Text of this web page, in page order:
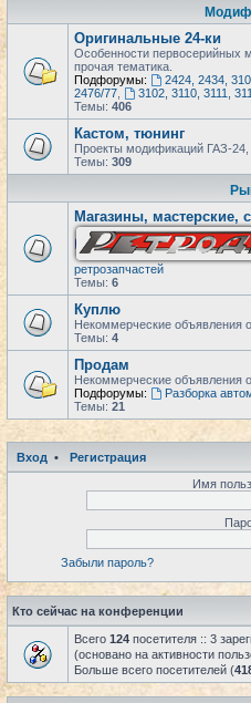
Оригинальные 24-ки
Особенности первосерийных
прочая тематика.
Подфорумы:
2424, 2434,
2476/77
3102, 3110, 3111,
Темы: 406
Кастом, тюнинг
Проекты модификаций ГАЗ-24,
Темы: 309
Магазины, мастерские,
ретрозапчастей
Темы: 6
Куплю
Некоммерческие объявления о
Темы: 4
Продам
Некоммерческие объявления
Подфорумы:
Разборка
Темы: 21
Вход •
Регистрация
Имя
Забыли пароль?
Кто сейчас на конференции
Всего 124 посетителя :: 3
(основано на активности
Больше всего посетителей (